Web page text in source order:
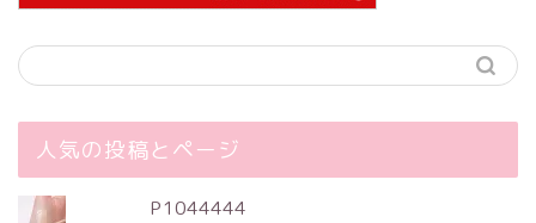
人気の投稿とページ
P1044444